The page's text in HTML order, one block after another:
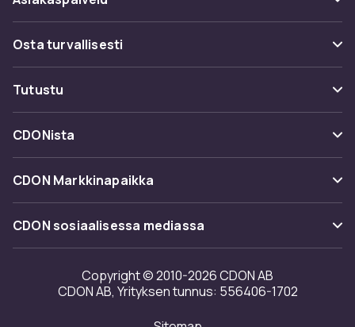
Usein kysyttyä (UKK)
Seuraa pakettia
Ota yhteyttä
Osta turvallisesti
Maksuvaihtoehdot
Toimitus
Takaisinvedot
Tutustu
Kategoriat
Tuotemerkit
CDONista
Tietoa meistä
Asiakasarvionnit
Investor relations
Saavutettavuusseloste
CDON Markkinapaikka
Merchant Help Center
CDON sosiaalisessa mediassa
Copyright © 2010-2026 CDON AB
CDON AB, Yrityksen tunnus: 556406-1702